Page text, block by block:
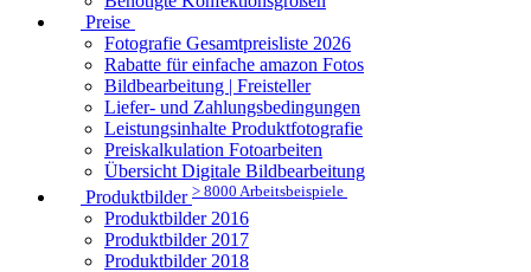
Preise
Fotografie Gesamtpreisliste 2026
Rabatte für einfache amazon Fotos
Bildbearbeitung | Freisteller
Liefer- und Zahlungsbedingungen
Leistungsinhalte Produktfotografie
Preiskalkulation Fotoarbeiten
Übersicht Digitale Bildbearbeitung
Produktbilder > 8000 Arbeitsbeispiele
Produktbilder 2016
Produktbilder 2017
Produktbilder 2018